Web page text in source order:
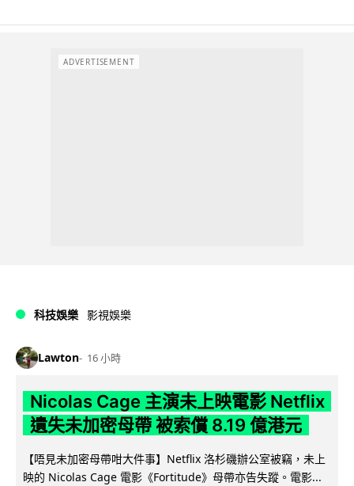
ADVERTISEMENT
科技娛樂 影視娛樂
Lawton 16 小時
Nicolas Cage 主演未上映電影 Netflix
遺失未加密母帶 被索償 8.19 億港元
【唔見未加密母帶咁大件事】Netflix 洛杉磯辦公室被竊，未上
映的 Nicolas Cage 電影《Fortitude》母帶亦告失蹤。電影...